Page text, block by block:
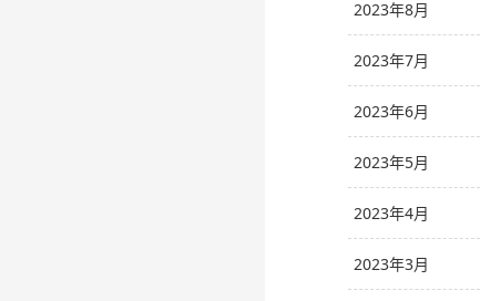
2023年8月
2023年7月
2023年6月
2023年5月
2023年4月
2023年3月